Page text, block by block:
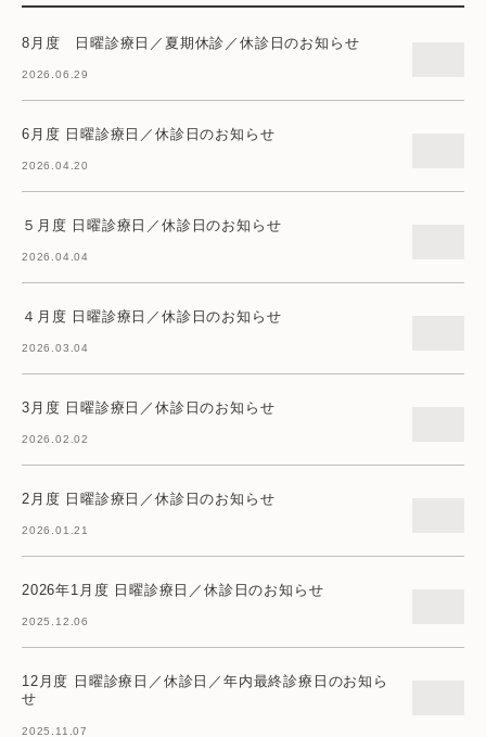
8月度 日曜診療日／夏期休診／休診日のお知らせ
2026.06.29
6月度 日曜診療日／休診日のお知らせ
2026.04.20
５月度 日曜診療日／休診日のお知らせ
2026.04.04
４月度 日曜診療日／休診日のお知らせ
2026.03.04
3月度 日曜診療日／休診日のお知らせ
2026.02.02
2月度 日曜診療日／休診日のお知らせ
2026.01.21
2026年1月度 日曜診療日／休診日のお知らせ
2025.12.06
12月度 日曜診療日／休診日／年内最終診療日のお知ら
せ
2025.11.07